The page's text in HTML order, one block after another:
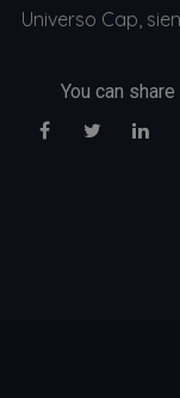
Universo Cap,
You can